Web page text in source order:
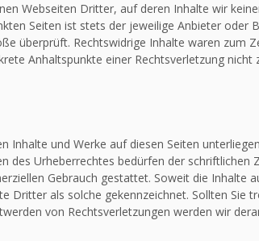
Webseiten Dritter, auf deren Inhalte wir
Seiten ist stets der jeweilige Anbieter
überprüft. Rechtswidrige Inhalte waren zum
Anhaltspunkte einer Rechtsverletzung
Inhalte und Werke auf diesen Seiten
des Urheberrechtes bedürfen der
Gebrauch gestattet. Soweit die
Dritter als solche gekennzeichnet. Sollten
von Rechtsverletzungen werden wir